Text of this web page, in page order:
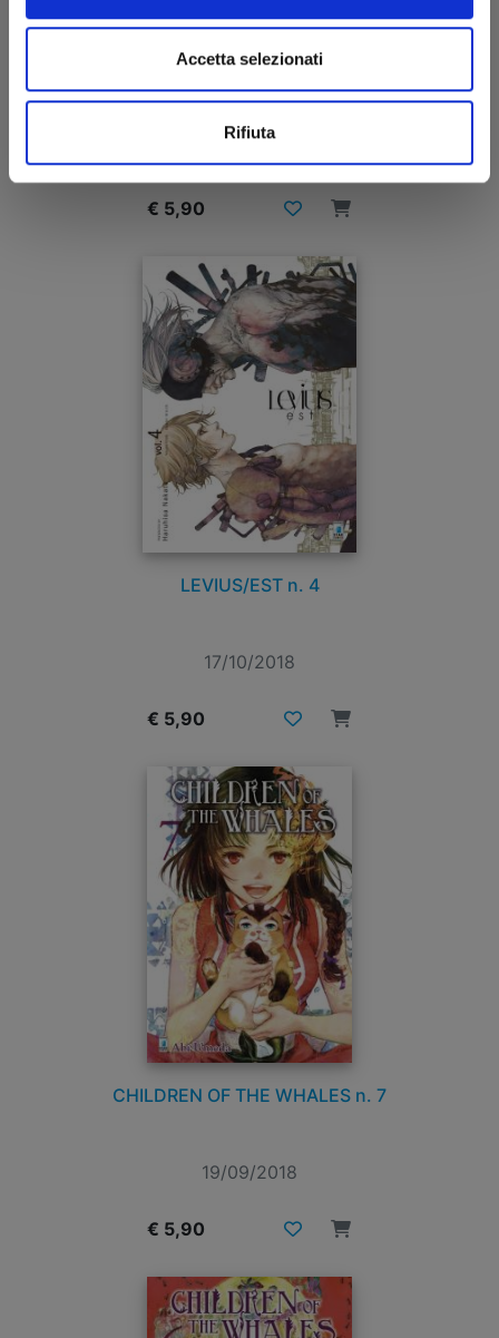
Accetta selezionati
Rifiuta
€ 5,90
LEVIUS/EST n. 4
17/10/2018
€ 5,90
CHILDREN OF THE WHALES n. 7
19/09/2018
€ 5,90